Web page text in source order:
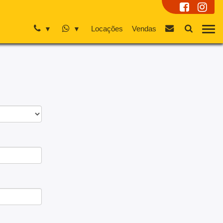
Locações Vendas